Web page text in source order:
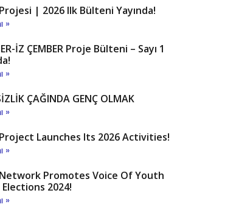
| 2026 Ilk Bülteni Yayında!
»
İZ ÇEMBER Proje Bülteni – Sayı 1
»
ÇAĞINDA GENÇ OLMAK
»
Launches Its 2026 Activities!
»
Network Promotes Voice Of Youth
Elections 2024!
»